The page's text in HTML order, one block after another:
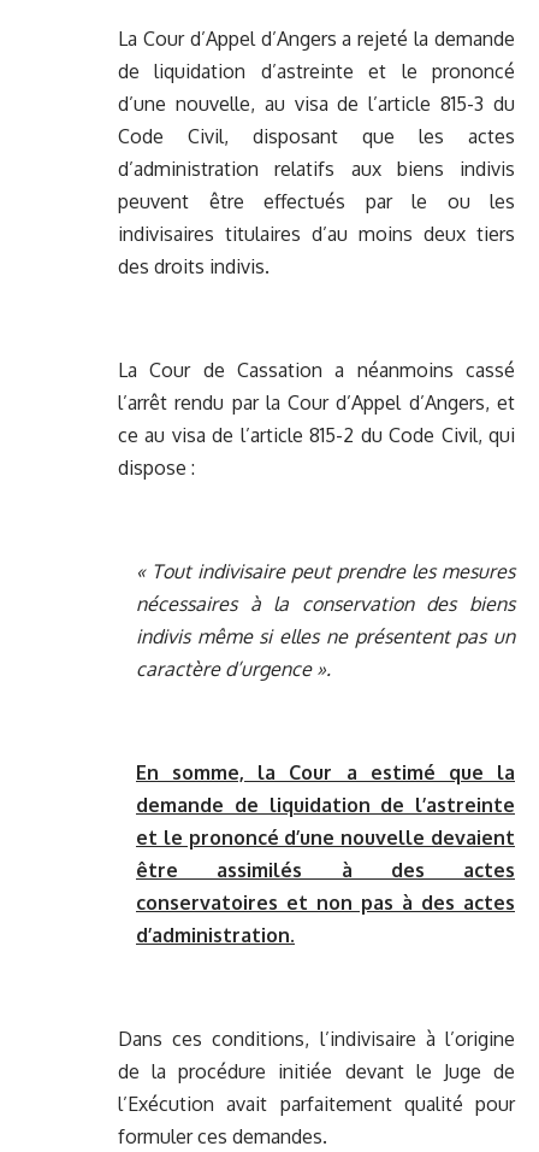
La Cour d’Appel d’Angers a rejeté la demande
de liquidation d’astreinte et le prononcé
d’une nouvelle, au visa de l’article 815-3 du
Code Civil, disposant que les actes
d’administration relatifs aux biens indivis
peuvent être effectués par le ou les
indivisaires titulaires d’au moins deux tiers
des droits indivis.
La Cour de Cassation a néanmoins cassé
l’arrêt rendu par la Cour d’Appel d’Angers, et
ce au visa de l’article 815-2 du Code Civil, qui
dispose :
« Tout indivisaire peut prendre les mesures
nécessaires à la conservation des biens
indivis même si elles ne présentent pas un
caractère d’urgence ».
En somme, la Cour a estimé que la
demande de liquidation de l’astreinte
et le prononcé d’une nouvelle devaient
être assimilés à des actes
conservatoires et non pas à des actes
d’administration.
Dans ces conditions, l’indivisaire à l’origine
de la procédure initiée devant le Juge de
l’Exécution avait parfaitement qualité pour
formuler ces demandes.